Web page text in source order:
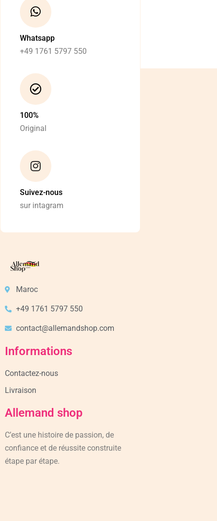
Whatsapp
+49 1761 5797 550
100%
Original
Suivez-nous
sur intagram
Maroc
+49 1761 5797 550
contact@allemandshop.com
Informations
Contactez-nous
Livraison
Allemand shop
C’est une histoire de passion, de
confiance et de réussite construite
étape par étape.